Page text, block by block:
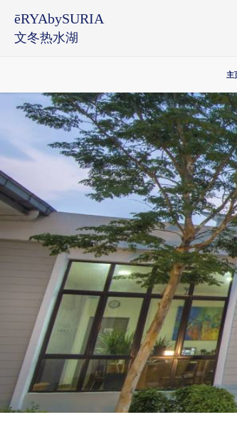
ēRYAbySURIA
文冬热水湖
主